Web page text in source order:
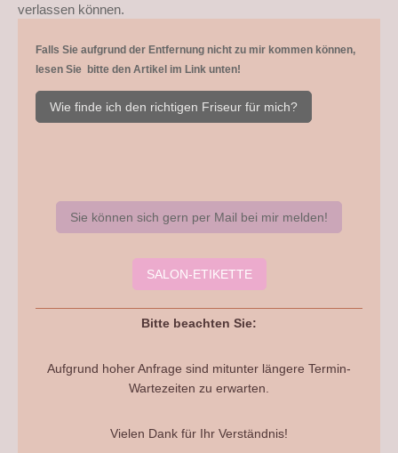
verlassen können.
Falls Sie aufgrund der Entfernung nicht zu mir kommen können,
lesen Sie bitte den Artikel im Link unten!
Wie finde ich den richtigen Friseur für mich?
Sie können sich gern per Mail bei mir melden!
SALON-ETIKETTE
Bitte beachten Sie:
Aufgrund hoher Anfrage sind mitunter längere Termin-
Wartezeiten zu erwarten.
Vielen Dank für Ihr Verständnis!